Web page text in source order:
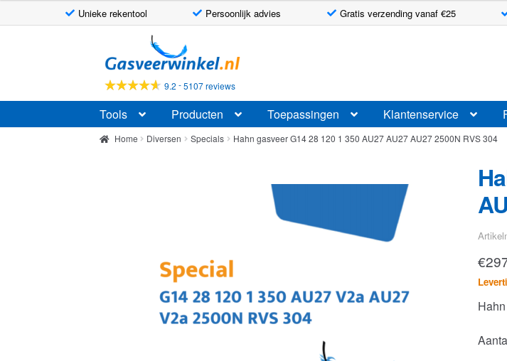
Unieke rekentool Persoonlijk advies Gratis verzending vanaf €25
door
naar
navigatie
naar
de
inhoud
9.2 -5107 reviews
Tools Producten Toepassingen Klantenservice
Home Diversen Specials Hahn gasveer G14 28 120 1 350 AU27 AU27 AU27 2500N RVS 304
€